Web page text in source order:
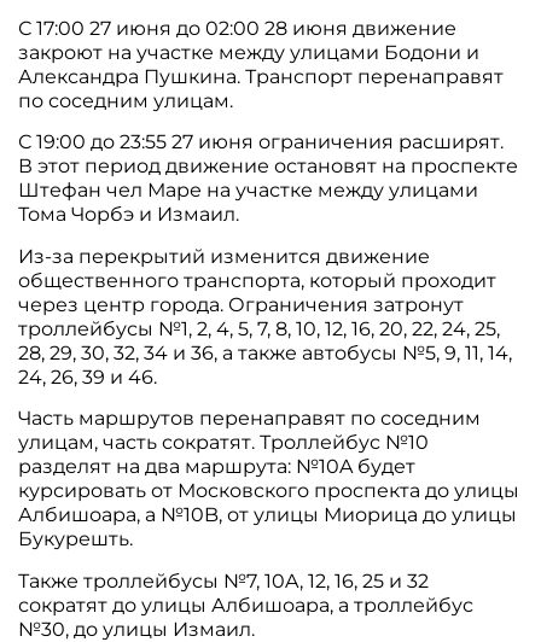
С 17:00 27 июня до 02:00 28 июня движение
закроют на участке между улицами Бодони и
Александра Пушкина. Транспорт перенаправят
по соседним улицам.
С 19:00 до 23:55 27 июня ограничения расширят.
В этот период движение остановят на проспекте
Штефан чел Маре на участке между улицами
Тома Чорбэ и Измаил.
Из-за перекрытий изменится движение
общественного транспорта, который проходит
через центр города. Ограничения затронут
троллейбусы №1, 2, 4, 5, 7, 8, 10, 12, 16, 20, 22, 24, 25,
28, 29, 30, 32, 34 и 36, а также автобусы №5, 9, 11, 14,
24, 26, 39 и 46.
Часть маршрутов перенаправят по соседним
улицам, часть сократят. Троллейбус №10
разделят на два маршрута: №10A будет
курсировать от Московского проспекта до улицы
Албишоара, а №10B, от улицы Миорица до улицы
Букурешть.
Также троллейбусы №7, 10A, 12, 16, 25 и 32
сократят до улицы Албишоара, а троллейбус
№30, до улицы Измаил.